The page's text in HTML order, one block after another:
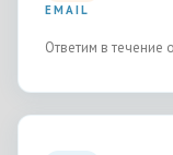
EMAIL
Ответим в